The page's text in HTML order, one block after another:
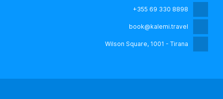
+355 69 330 8898
book@kalemi.travel
Wilson Square, 1001 - Tirana